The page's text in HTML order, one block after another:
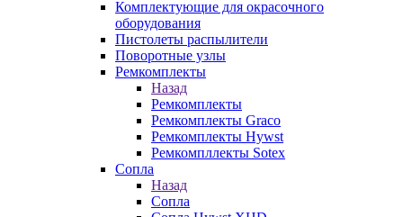
Комплектующие для окрасочного
оборудования
Пистолеты распылители
Поворотные узлы
Ремкомплекты
Назад
Ремкомплекты
Ремкомплекты Graco
Ремкомплекты Hywst
Ремкомпллекты Sotex
Сопла
Назад
Сопла